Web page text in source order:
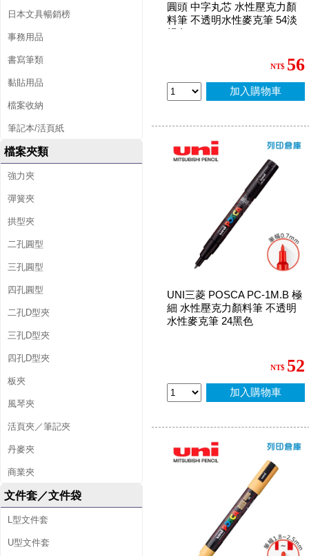
日本文具暢銷榜
事務用品
書寫筆類
黏貼用品
檔案收納
筆記本/活頁紙
檔案夾類
強力夾
彈簧夾
拱型夾
二孔圓型
三孔圓型
四孔圓型
二孔D型夾
三孔D型夾
四孔D型夾
板夾
風琴夾
活頁夾／筆記夾
丹麥夾
商業夾
文件套／文件袋
L型文件套
U型文件套
圓頭 中字丸芯 水性壓克力顏
料筆 不透明水性麥克筆 54淡
橘色
NT$ 56
加入購物車
UNI三菱 POSCA PC-1M.B 極
細 水性壓克力顏料筆 不透明
水性麥克筆 24黑色
NT$ 52
加入購物車